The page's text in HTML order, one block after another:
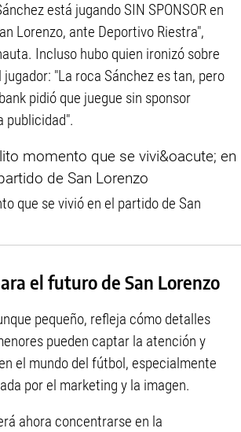
está jugando SIN SPONSOR en
Lorenzo, ante Deportivo Riestra",
Incluso hubo quien ironizó sobre
"La roca Sánchez es tan, pero
pidió que juegue sin sponsor
publicidad".
que se vivió en el partido de San
el futuro de San Lorenzo
pequeño, refleja cómo detalles
pueden captar la atención y
el mundo del fútbol, especialmente
por el marketing y la imagen.
ahora concentrarse en la